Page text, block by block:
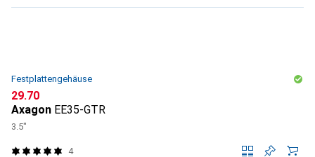
Festplattengehäuse
CHF
29.70
Axagon EE35-GTR
3.5"
4